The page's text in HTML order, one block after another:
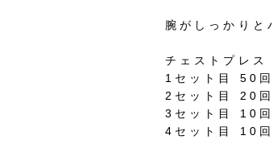
腕がしっかりと
チェストプレス
1 セット目 50 回
2 セット目 20 回
3 セット目 10 回
4 セット目 10 回